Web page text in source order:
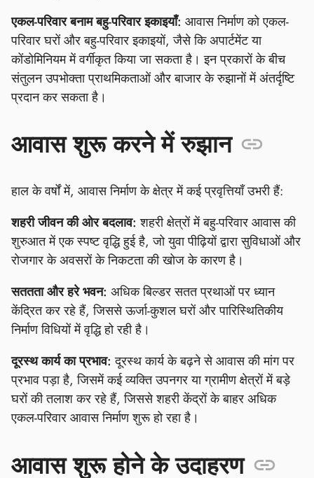
एकल-परिवार बनाम बहु-परिवार इकाइयाँ: आवास निर्माण को एकल-
परिवार घरों और बहु-परिवार इकाइयों, जैसे कि अपार्टमेंट या
कोंडोमिनियम में वर्गीकृत किया जा सकता है। इन प्रकारों के बीच
संतुलन उपभोक्ता प्राथमिकताओं और बाजार के रुझानों में अंतर्दृष्टि
प्रदान कर सकता है।
आवास शुरू करने में रुझान
हाल के वर्षों में, आवास निर्माण के क्षेत्र में कई प्रवृत्तियाँ उभरी हैं:
शहरी जीवन की ओर बदलाव: शहरी क्षेत्रों में बहु-परिवार आवास की
शुरुआत में एक स्पष्ट वृद्धि हुई है, जो युवा पीढ़ियों द्वारा सुविधाओं और
रोजगार के अवसरों के निकटता की खोज के कारण है।
सततता और हरे भवन: अधिक बिल्डर सतत प्रथाओं पर ध्यान
केंद्रित कर रहे हैं, जिससे ऊर्जा-कुशल घरों और पारिस्थितिकीय
निर्माण विधियों में वृद्धि हो रही है।
दूरस्थ कार्य का प्रभाव: दूरस्थ कार्य के बढ़ने से आवास की मांग पर
प्रभाव पड़ा है, जिसमें कई व्यक्ति उपनगर या ग्रामीण क्षेत्रों में बड़े
घरों की तलाश कर रहे हैं, जिससे शहरी केंद्रों के बाहर अधिक
एकल-परिवार आवास निर्माण शुरू हो रहा है।
आवास शुरू होने के उदाहरण